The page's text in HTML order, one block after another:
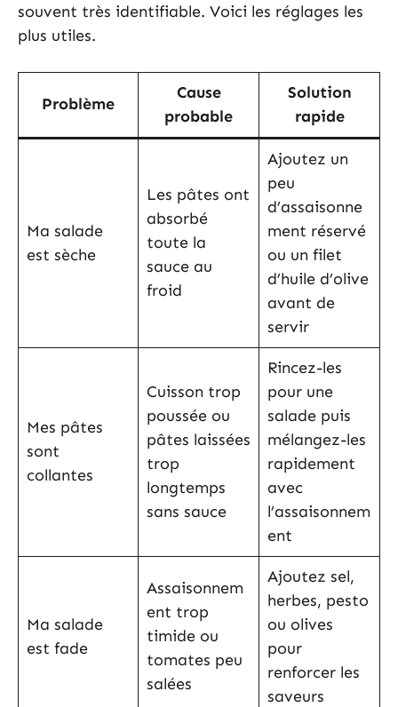
souvent très identifiable. Voici les réglages les
plus utiles.
Problème
Cause
probable
Solution
rapide
Ma salade
est sèche
Les pâtes ont
absorbé
toute la
sauce au
froid
Ajoutez un
peu
d’assaisonne
ment réservé
ou un filet
d’huile d’olive
avant de
servir
Mes pâtes
sont
collantes
Cuisson trop
poussée ou
pâtes laissées
trop
longtemps
sans sauce
Rincez-les
pour une
salade puis
mélangez-les
rapidement
avec
l’assaisonnem
ent
Ma salade
est fade
Assaisonnem
ent trop
timide ou
tomates peu
salées
Ajoutez sel,
herbes, pesto
ou olives
pour
renforcer les
saveurs